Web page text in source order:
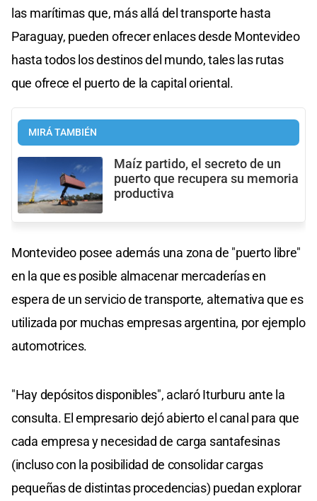
las marítimas que, más allá del transporte hasta
Paraguay, pueden ofrecer enlaces desde Montevideo
hasta todos los destinos del mundo, tales las rutas
que ofrece el puerto de la capital oriental.
MIRÁ TAMBIÉN
Maíz partido, el secreto de un
puerto que recupera su memoria
productiva
Montevideo posee además una zona de "puerto libre"
en la que es posible almacenar mercaderías en
espera de un servicio de transporte, alternativa que es
utilizada por muchas empresas argentina, por ejemplo
automotrices.
"Hay depósitos disponibles", aclaró Iturburu ante la
consulta. El empresario dejó abierto el canal para que
cada empresa y necesidad de carga santafesinas
(incluso con la posibilidad de consolidar cargas
pequeñas de distintas procedencias) puedan explorar